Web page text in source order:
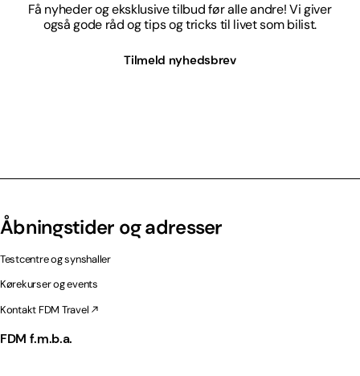
Få nyheder og eksklusive tilbud før alle andre! Vi giver
også gode råd og tips og tricks til livet som bilist.
Tilmeld nyhedsbrev
Åbningstider og adresser
Testcentre og synshaller
Kørekurser og events
Kontakt FDM Travel
FDM f.m.b.a.